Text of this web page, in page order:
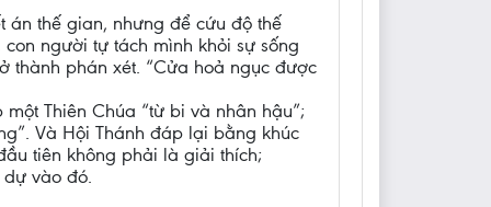
án thế gian, nhưng để cứu độ thế
người tự tách mình khỏi sự sống
thành phán xét. “Cửa hoả ngục được
Thiên Chúa “từ bi và nhân hậu”;
Và Hội Thánh đáp lại bằng khúc
tiên không phải là giải thích;
vào đó.